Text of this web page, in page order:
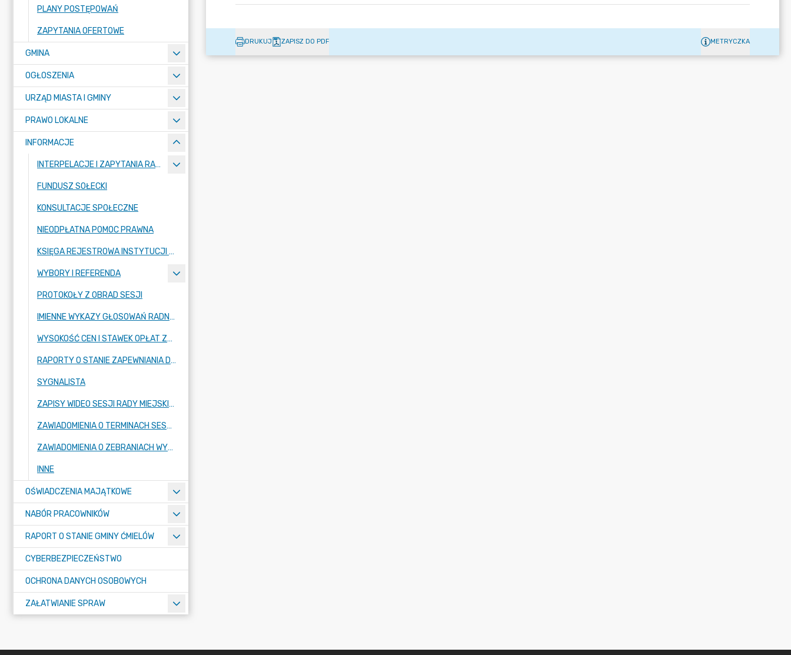
PLANY POSTĘPOWAŃ
ZAPYTANIA OFERTOWE
GMINA
OGŁOSZENIA
URZĄD MIASTA I GMINY
PRAWO LOKALNE
INFORMACJE
INTERPELACJE I ZAPYTANIA RADNYCH
FUNDUSZ SOŁECKI
KONSULTACJE SPOŁECZNE
NIEODPŁATNA POMOC PRAWNA
KSIĘGA REJESTROWA INSTYTUCJI KULTURY
WYBORY I REFERENDA
PROTOKOŁY Z OBRAD SESJI
IMIENNE WYKAZY GŁOSOWAŃ RADNYCH
WYSOKOŚĆ CEN I STAWEK OPŁAT ZBIOROWEGO ZAOPATRZENIA W WODĘ
RAPORTY O STANIE ZAPEWNIANIA DOSTĘPNOŚCI PODMIOTU PUBLICZNEGO
SYGNALISTA
ZAPISY WIDEO SESJI RADY MIEJSKIEJ
ZAWIADOMIENIA O TERMINACH SESJI RADY MIEJSKIEJ ORAZ KOMISJI STAŁYCH RADY
ZAWIADOMIENIA O ZEBRANIACH WYBORCZYCH W SOŁECTWACH I MIEŚCIE ĆMIELÓW
INNE
OŚWIADCZENIA MAJĄTKOWE
NABÓR PRACOWNIKÓW
RAPORT O STANIE GMINY ĆMIELÓW
CYBERBEZPIECZEŃSTWO
OCHRONA DANYCH OSOBOWYCH
ZAŁATWIANIE SPRAW
DRUKUJ ZAPISZ DO PDF METRYCZKA